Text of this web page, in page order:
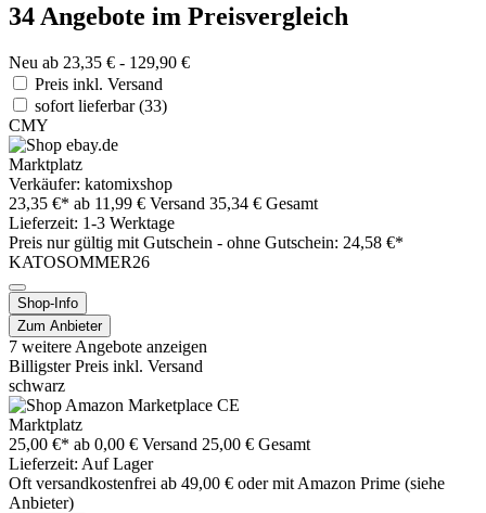
34 Angebote im Preisvergleich
Neu ab 23,35 € - 129,90 €
Preis inkl. Versand
sofort lieferbar(33)
CMY
Marktplatz
Verkäufer: katomixshop
23,35 €* ab 11,99 € Versand 35,34 € Gesamt
Lieferzeit: 1-3 Werktage
Preis nur gültig mit Gutschein - ohne Gutschein: 24,58 €*
KATOSOMMER26
Shop-Info
Zum Anbieter
7 weitere Angebote anzeigen
Billigster Preis inkl. Versand
schwarz
Marktplatz
25,00 €* ab 0,00 € Versand 25,00 € Gesamt
Lieferzeit: Auf Lager
Oft versandkostenfrei ab 49,00 € oder mit Amazon Prime (siehe
Anbieter)